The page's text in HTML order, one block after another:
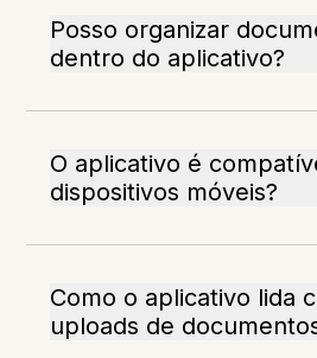
Posso organizar
dentro do aplicativo?
O aplicativo é
dispositivos móveis?
Como o aplicativo lida
uploads de